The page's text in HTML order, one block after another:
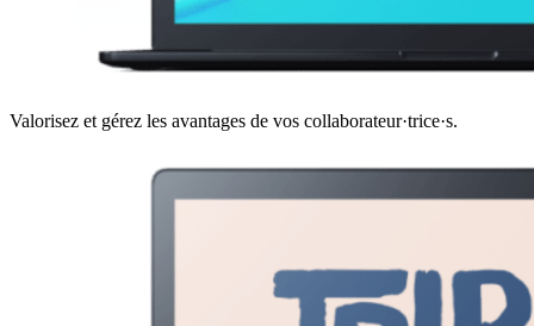
Valorisez et gérez les avantages de vos collaborateur·trice·s.